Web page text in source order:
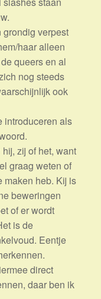
grondig verpest
haar alleen
queers en al
nog steeds
ook
introduceren als
hij, zij of het, want
graag weten of
maken heb. Kij is
beweringen
of er wordt
is de
Eentje
direct
daar ben ik